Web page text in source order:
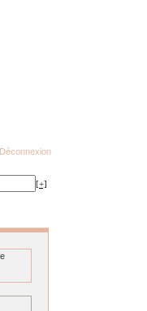
Déconnexion
[+]